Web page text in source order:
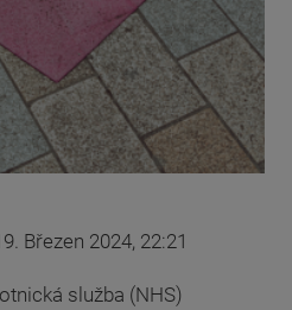
Březen 2024, 22:21
služba (NHS)